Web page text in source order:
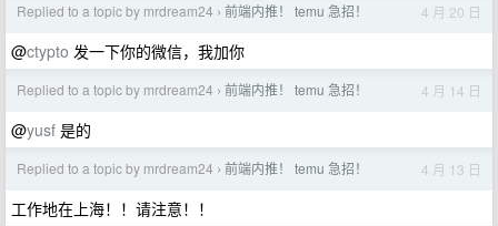
Replied to a topic by mrdream24 › 前端内推！ temu 急招！ 4 月 20 日
@ctypto 发一下你的微信，我加你
Replied to a topic by mrdream24 › 前端内推！ temu 急招！ 4 月 14 日
@yusf 是的
Replied to a topic by mrdream24 › 前端内推！ temu 急招！ 4 月 13 日
工作地在上海！！请注意！！